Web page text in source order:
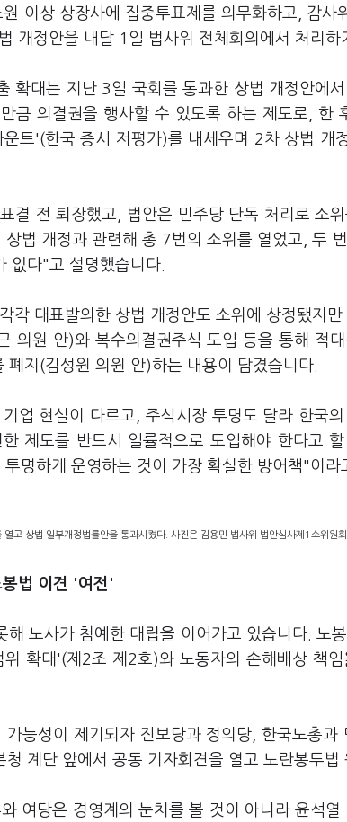
이상 상장사에 집중투표제를 의무화하고, 감사
개정안을 내달 1일 법사위 전체회의에서 처리하
확대는 지난 3일 국회를 통과한 상법 개정안에
큼 의결권을 행사할 수 있도록 하는 제도로, 한
트'(한국 증시 저평가)를 내세우며 2차 상법 개
결 전 퇴장했고, 법안은 민주당 단독 처리로 소
법 개정과 관련해 총 7번의 소위를 열었고, 두
없다"고 설명했습니다.
각 대표발의한 상법 개정안도 소위에 상정됐지만
의원 안)와 복수의결권주식 도입 등을 통해 적
폐지(김성원 의원 안)하는 내용이 담겼습니다.
업 현실이 다르고, 주식시장 투명도 달라 한국
제도를 반드시 일률적으로 도입해야 한다고
명하게 운영하는 것이 가장 확실한 방어책"이라
고 상법 일부개정법률안을 통과시켰다. 사진은 김용민 법사위 법안심사제1소위원
법 이견 '여전'
해 노사가 첨예한 대립을 이어가고 있습니다. 노
확대'(제2조 제2호)와 노동자의 손해배상 책
능성이 제기되자 진보당과 정의당, 한국노총
계단 앞에서 공동 기자회견을 열고 노란봉투법
여당은 경영계의 눈치를 볼 것이 아니라 윤석